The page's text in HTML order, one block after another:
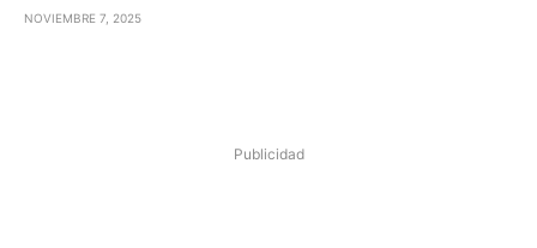
NOVIEMBRE 7, 2025
Publicidad